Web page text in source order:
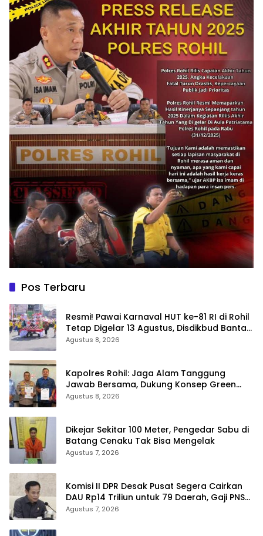
Pos Terbaru
Resmi! Pawai Karnaval HUT ke-81 RI di Rohil
Tetap Digelar 13 Agustus, Disdikbud Bantah
Hoaks Batal
Agustus 8, 2026
Kapolres Rohil: Jaga Alam Tanggung
Jawab Bersama, Dukung Konsep Green
Policing
Agustus 8, 2026
Dikejar Sekitar 100 Meter, Pengedar Sabu di
Agustus 7, 2026
Komisi II DPR Desak Pusat Segera Cairkan
DAU Rp14 Triliun untuk 79 Daerah, Gaji PNS
Terancam Telat
Agustus 7, 2026